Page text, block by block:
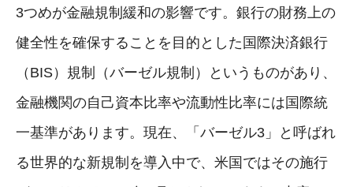
3つめが金融規制緩和の影響です。銀行の財務上の
健全性を確保することを目的とした国際決済銀行
（BIS）規制（バーゼル規制）というものがあり、
金融機関の自己資本比率や流動性比率には国際統
一基準があります。現在、「バーゼル3」と呼ばれ
る世界的な新規制を導入中で、米国ではその施行